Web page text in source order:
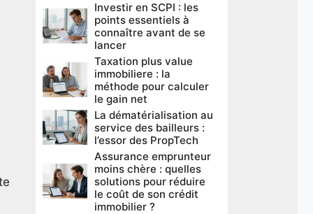
Investir en SCPI : les
points essentiels à
connaître avant de se
lancer
Taxation plus value
immobiliere : la
méthode pour calculer
le gain net
La dématérialisation au
service des bailleurs :
l’essor des PropTech
Assurance emprunteur
moins chère : quelles
solutions pour réduire
le coût de son crédit
immobilier ?